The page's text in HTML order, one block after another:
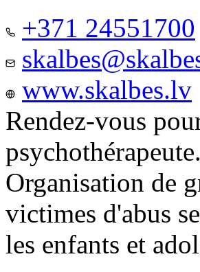
+371 24551700
www.skalbes.lv
Rendez-vous
psychothérapeute.
Organisation de
victimes d'abus
les enfants et